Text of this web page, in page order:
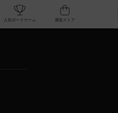
カフェ/店舗 人気ボードゲーム